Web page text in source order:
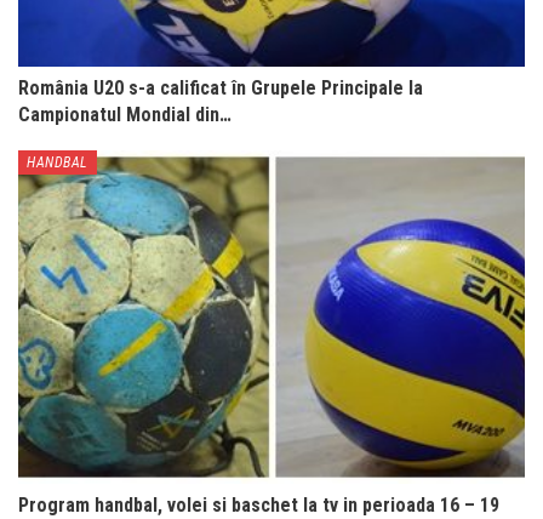
România U20 s-a calificat în Grupele Principale la
Campionatul Mondial din…
HANDBAL
Program handbal, volei si baschet la tv in perioada 16 – 19